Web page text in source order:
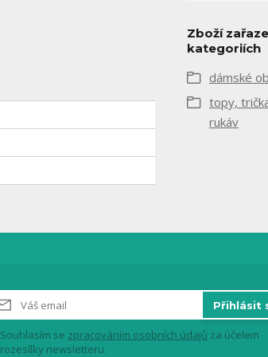
Zboží
kategoriích
dámské
topy,
rukáv
Přihlásit
Souhlasím se zpracováním osobních údajů za účelem
rozesílky newsletteru.